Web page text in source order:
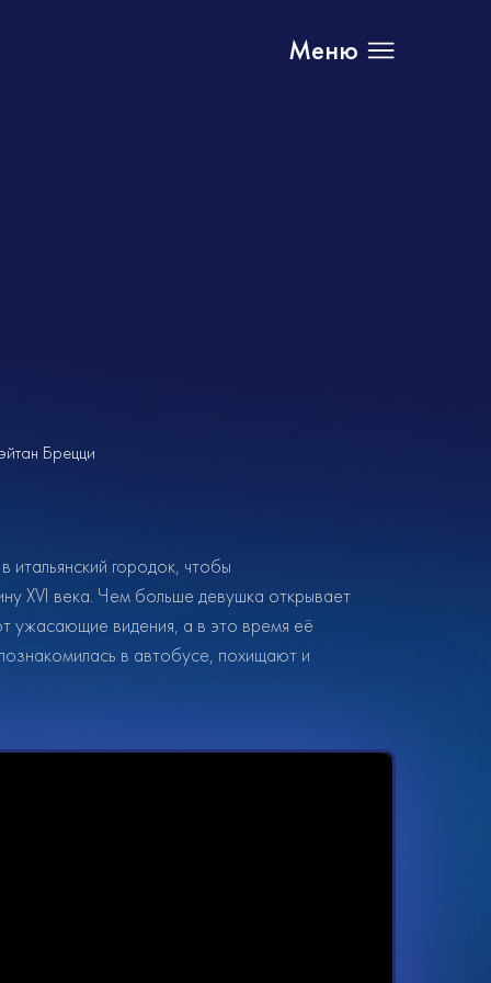
Меню
Брецци
городок, чтобы
XVI века. Чем больше девушка открывает
ужасающие видения, а в это время её
в автобусе, похищают и